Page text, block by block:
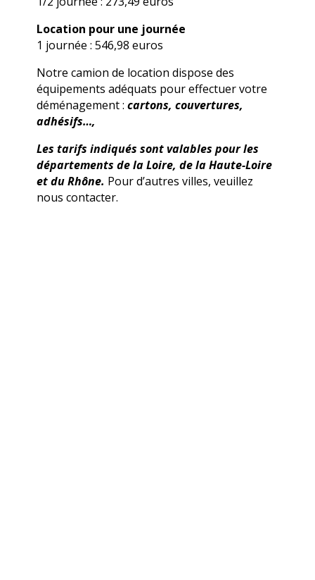
Location pour une journée
1 journée : 546,98 euros
Notre camion de location dispose des
équipements adéquats pour effectuer votre
déménagement : cartons, couvertures,
adhésifs…,
Les tarifs indiqués sont valables pour les
départements de la Loire, de la Haute-Loire
et du Rhône. Pour d’autres villes, veuillez
nous contacter.